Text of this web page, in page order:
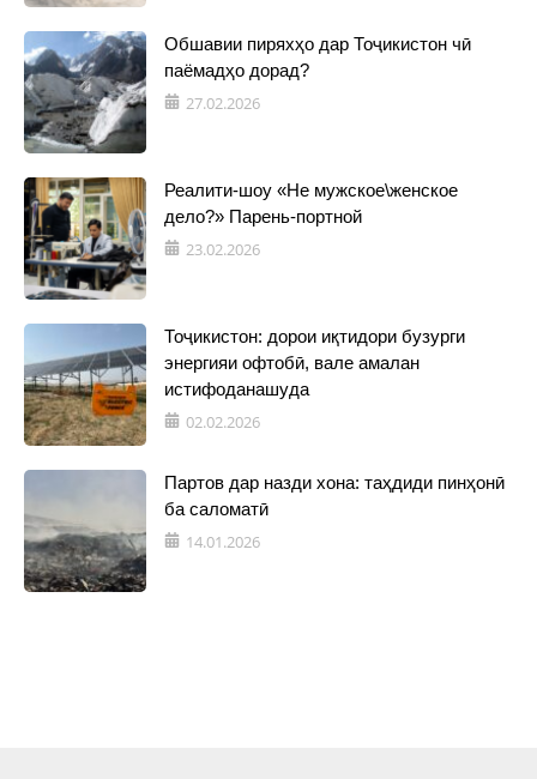
Обшавии пиряхҳо дар Тоҷикистон чӣ
паёмадҳо дорад?
27.02.2026
Реалити-шоу «Не мужское\женское
дело?» Парень-портной
23.02.2026
Тоҷикистон: дорои иқтидори бузурги
энергияи офтобӣ, вале амалан
истифоданашуда
02.02.2026
Партов дар назди хона: таҳдиди пинҳонӣ
ба саломатӣ
14.01.2026